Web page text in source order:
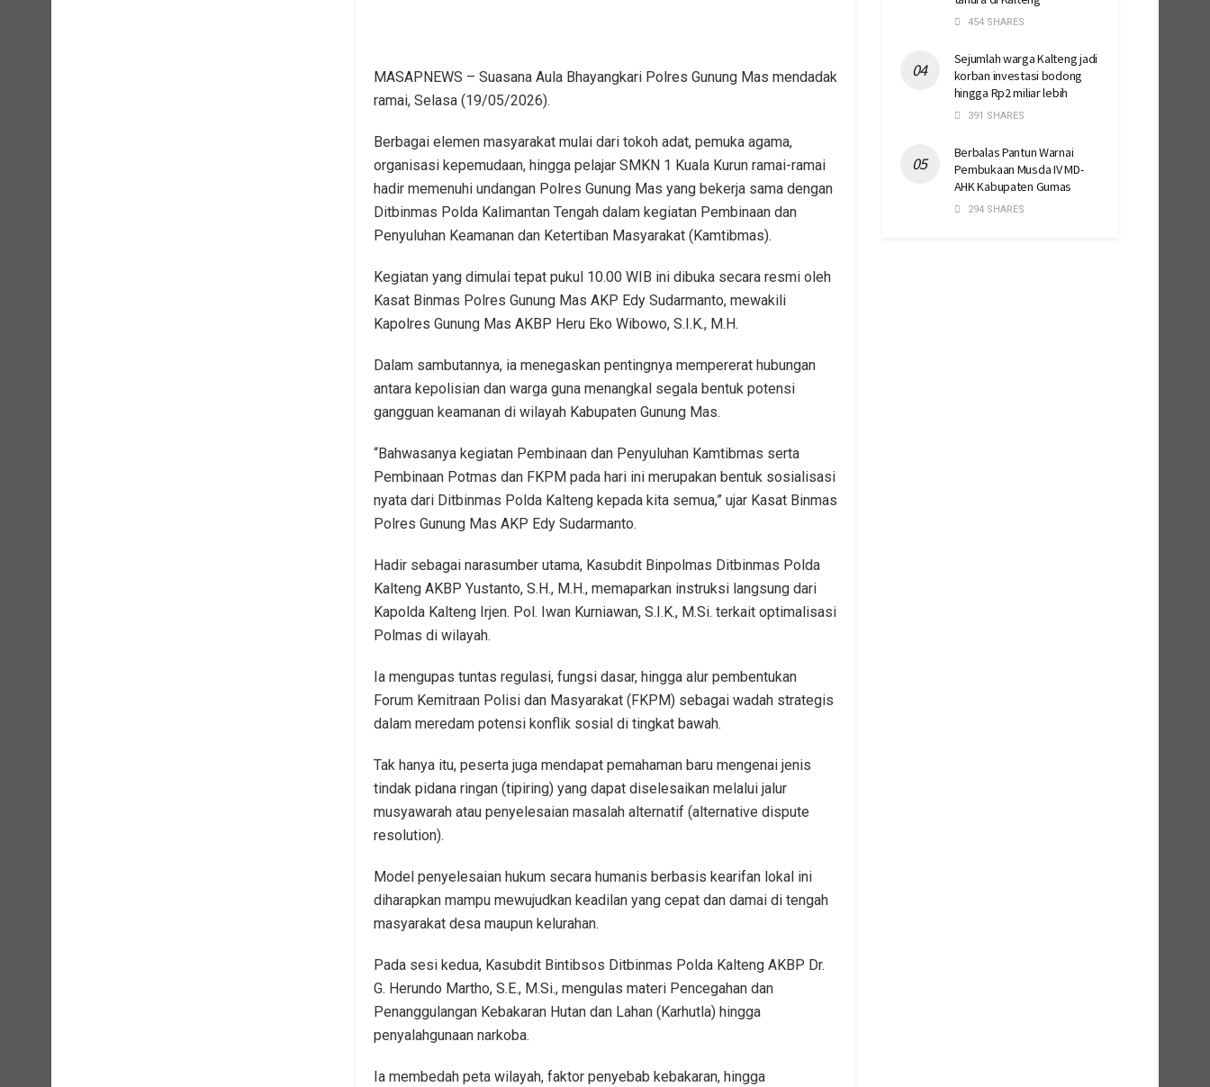
MASAPNEWS – Suasana Aula Bhayangkari Polres Gunung Mas mendadak
ramai, Selasa (19/05/2026).
Berbagai elemen masyarakat mulai dari tokoh adat, pemuka agama,
organisasi kepemudaan, hingga pelajar SMKN 1 Kuala Kurun ramai-ramai
hadir memenuhi undangan Polres Gunung Mas yang bekerja sama dengan
Ditbinmas Polda Kalimantan Tengah dalam kegiatan Pembinaan dan
Penyuluhan Keamanan dan Ketertiban Masyarakat (Kamtibmas).
Kegiatan yang dimulai tepat pukul 10.00 WIB ini dibuka secara resmi oleh
Kasat Binmas Polres Gunung Mas AKP Edy Sudarmanto, mewakili
Kapolres Gunung Mas AKBP Heru Eko Wibowo, S.I.K., M.H.
Dalam sambutannya, ia menegaskan pentingnya mempererat hubungan
antara kepolisian dan warga guna menangkal segala bentuk potensi
gangguan keamanan di wilayah Kabupaten Gunung Mas.
“Bahwasanya kegiatan Pembinaan dan Penyuluhan Kamtibmas serta
Pembinaan Potmas dan FKPM pada hari ini merupakan bentuk sosialisasi
nyata dari Ditbinmas Polda Kalteng kepada kita semua,” ujar Kasat Binmas
Polres Gunung Mas AKP Edy Sudarmanto.
Hadir sebagai narasumber utama, Kasubdit Binpolmas Ditbinmas Polda
Kalteng AKBP Yustanto, S.H., M.H., memaparkan instruksi langsung dari
Kapolda Kalteng Irjen. Pol. Iwan Kurniawan, S.I.K., M.Si. terkait optimalisasi
Polmas di wilayah.
Ia mengupas tuntas regulasi, fungsi dasar, hingga alur pembentukan
Forum Kemitraan Polisi dan Masyarakat (FKPM) sebagai wadah strategis
dalam meredam potensi konflik sosial di tingkat bawah.
Tak hanya itu, peserta juga mendapat pemahaman baru mengenai jenis
tindak pidana ringan (tipiring) yang dapat diselesaikan melalui jalur
musyawarah atau penyelesaian masalah alternatif (alternative dispute
resolution).
Model penyelesaian hukum secara humanis berbasis kearifan lokal ini
diharapkan mampu mewujudkan keadilan yang cepat dan damai di tengah
masyarakat desa maupun kelurahan.
Pada sesi kedua, Kasubdit Bintibsos Ditbinmas Polda Kalteng AKBP Dr.
G. Herundo Martho, S.E., M.Si., mengulas materi Pencegahan dan
Penanggulangan Kebakaran Hutan dan Lahan (Karhutla) hingga
penyalahgunaan narkoba.
Ia membedah peta wilayah, faktor penyebab kebakaran, hingga
454 SHARES
Sejumlah warga Kalteng jadi
korban investasi bodong
hingga Rp2 miliar lebih
391 SHARES
Berbalas Pantun Warnai
Pembukaan Musda IV MD-
AHK Kabupaten Gumas
294 SHARES